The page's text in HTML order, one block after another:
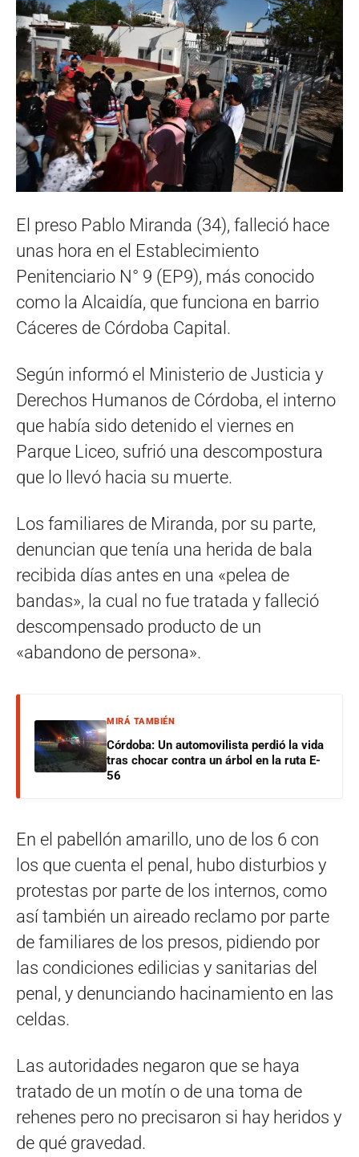
El preso Pablo Miranda (34), falleció hace
unas hora en el Establecimiento
Penitenciario N° 9 (EP9), más conocido
como la Alcaidía, que funciona en barrio
Cáceres de Córdoba Capital.
Según informó el Ministerio de Justicia y
Derechos Humanos de Córdoba, el interno
que había sido detenido el viernes en
Parque Liceo, sufrió una descompostura
que lo llevó hacia su muerte.
Los familiares de Miranda, por su parte,
denuncian que tenía una herida de bala
recibida días antes en una «pelea de
bandas», la cual no fue tratada y falleció
descompensado producto de un
«abandono de persona».
MIRÁ TAMBIÉN
Córdoba: Un automovilista perdió la vida
tras chocar contra un árbol en la ruta E-
56
En el pabellón amarillo, uno de los 6 con
los que cuenta el penal, hubo disturbios y
protestas por parte de los internos, como
así también un aireado reclamo por parte
de familiares de los presos, pidiendo por
las condiciones edilicias y sanitarias del
penal, y denunciando hacinamiento en las
celdas.
Las autoridades negaron que se haya
tratado de un motín o de una toma de
rehenes pero no precisaron si hay heridos y
de qué gravedad.